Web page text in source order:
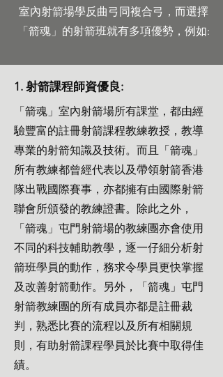
室內射箭場學反曲弓同複合弓，而選擇
「箭魂」的射箭班就有多項優勢，例如:
1. 射箭課程師資優良:
「箭魂」室內射箭場所有課堂，都由經
驗豐富的註冊射箭課程教練教授，教導
專業的射箭知識及技術。而且「箭魂」
所有教練都曾經代表以及帶領射箭香港
隊出戰國際賽事，亦都擁有由國際射箭
聯會所頒發的教練證書。除此之外，
「箭魂」屯門射箭場的教練團亦會使用
不同的科技輔助教學，逐一仔細分析射
箭班學員的動作，務求令學員更快掌握
及改善射箭動作。另外，「箭魂」屯門
射箭教練團的所有成員亦都是註冊裁
判，熟悉比賽的流程以及所有相關規
則，有助射箭課程學員於比賽中取得佳
績。